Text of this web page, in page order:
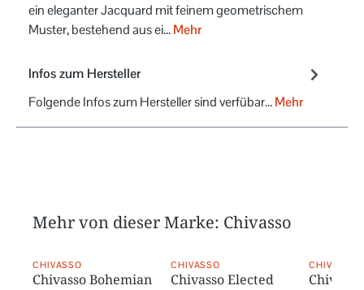
ein eleganter Jacquard mit feinem geometrischem
Muster, bestehend aus ei…Mehr
Infos zum Hersteller
Folgende Infos zum Hersteller sind verfübar...Mehr
Mehr von dieser Marke: Chivasso
CHIVASSO
Chivasso Bohemian
CHIVASSO
Chivasso Elected
CHIVASSO